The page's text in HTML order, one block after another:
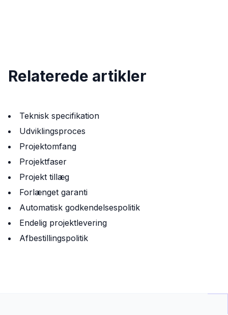
Relaterede artikler
Teknisk specifikation
Udviklingsproces
Projektomfang
Projektfaser
Projekt tillæg
Forlænget garanti
Automatisk godkendelsespolitik
Endelig projektlevering
Afbestillingspolitik